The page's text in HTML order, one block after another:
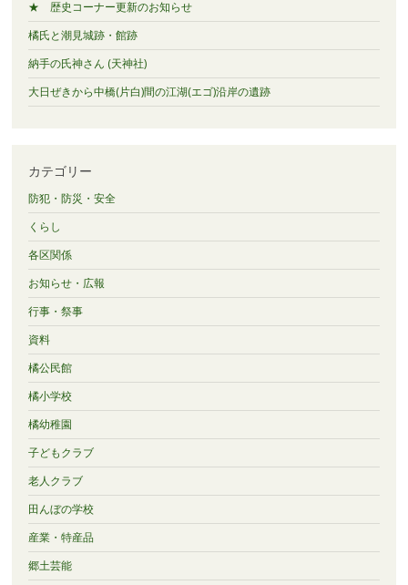
★ 歴史コーナー更新のお知らせ
橘氏と潮見城跡・館跡
納手の氏神さん (天神社)
大日ぜきから中橋(片白)間の江湖(エゴ)沿岸の遺跡
カテゴリー
防犯・防災・安全
くらし
各区関係
お知らせ・広報
行事・祭事
資料
橘公民館
橘小学校
橘幼稚園
子どもクラブ
老人クラブ
田んぼの学校
産業・特産品
郷土芸能